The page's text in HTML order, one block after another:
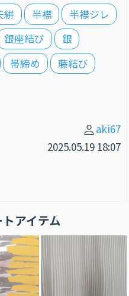
絣 半襟
半襟ジレ
銀座結び
銀
帯締め 藤結び
aki67
2025.05.19 18:07
アイテム